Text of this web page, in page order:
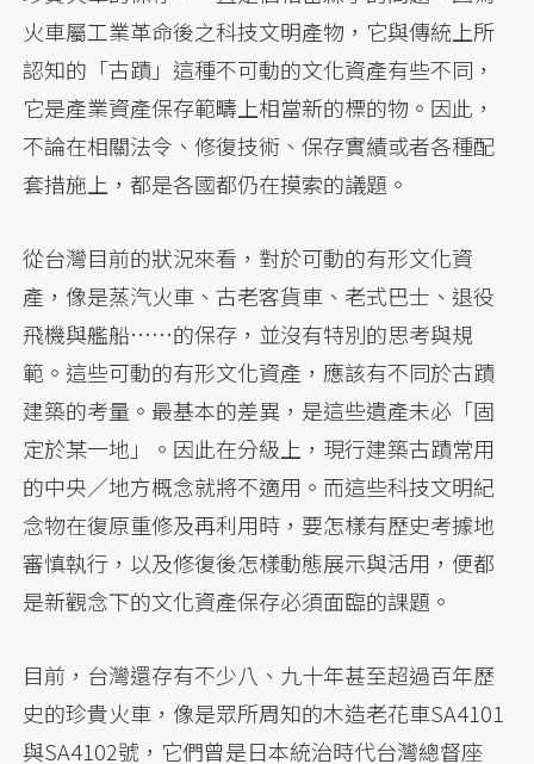
火車屬工業革命後之科技文明產物，它與傳統上所
認知的「古蹟」這種不可動的文化資產有些不同，
它是產業資產保存範疇上相當新的標的物。因此，
不論在相關法令、修復技術、保存實績或者各種配
套措施上，都是各國都仍在摸索的議題。
從台灣目前的狀況來看，對於可動的有形文化資
產，像是蒸汽火車、古老客貨車、老式巴士、退役
飛機與艦船……的保存，並沒有特別的思考與規
範。這些可動的有形文化資產，應該有不同於古蹟
建築的考量。最基本的差異，是這些遺產未必「固
定於某一地」。因此在分級上，現行建築古蹟常用
的中央／地方概念就將不適用。而這些科技文明紀
念物在復原重修及再利用時，要怎樣有歷史考據地
審慎執行，以及修復後怎樣動態展示與活用，便都
是新觀念下的文化資產保存必須面臨的課題。
目前，台灣還存有不少八、九十年甚至超過百年歷
史的珍貴火車，像是眾所周知的木造老花車SA4101
與SA4102號，它們曾是日本統治時代台灣總督座